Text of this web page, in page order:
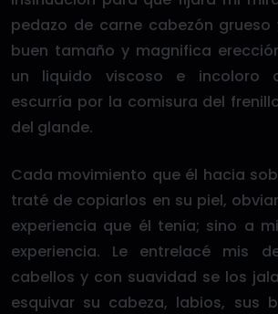
pedazo de carne cabezón
buen tamaño y magnifica
un liquido viscoso e incoloro
escurría por la comisura del
del glande.
Cada movimiento que él hacia
traté de copiarlos en su piel,
experiencia que él tenia; sino a
experiencia. Le entrelacé mis
cabellos y con suavidad se los
esquivar su cabeza, labios, sus